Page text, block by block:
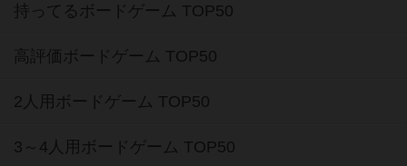
持ってるボードゲーム TOP50
高評価ボードゲーム TOP50
2人用ボードゲーム TOP50
3～4人用ボードゲーム TOP50